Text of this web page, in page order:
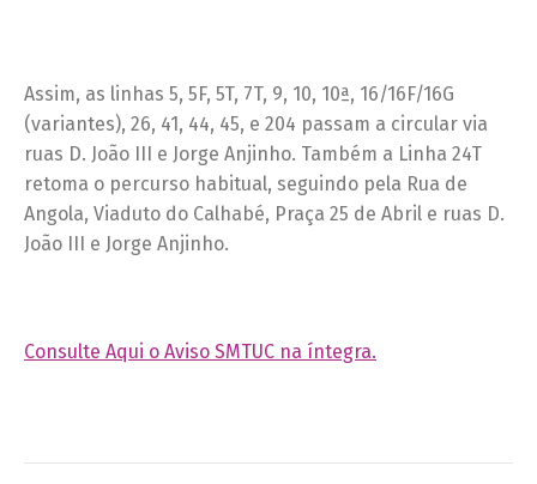
Assim, as linhas 5, 5F, 5T, 7T, 9, 10, 10ª, 16/16F/16G
(variantes), 26, 41, 44, 45, e 204 passam a circular via
ruas D. João III e Jorge Anjinho. Também a Linha 24T
retoma o percurso habitual, seguindo pela Rua de
Angola, Viaduto do Calhabé, Praça 25 de Abril e ruas D.
João III e Jorge Anjinho.
Consulte Aqui o Aviso SMTUC na íntegra.